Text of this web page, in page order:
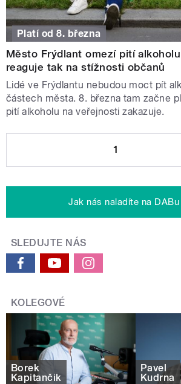
Platí od 8. března
Město Frýdlant omezí pití
reaguje tak na stížnosti občanů
Lidé ve Frýdlantu nebudou moct pít
částech města. 8. března tam začne
pití alkoholu na veřejnosti zakazuje.
1
Jak nás naladíte na DABu
SLEDUJTE NÁS
KOLEGOVÉ
Borek
Kapitančik
Pavel
Kudrna